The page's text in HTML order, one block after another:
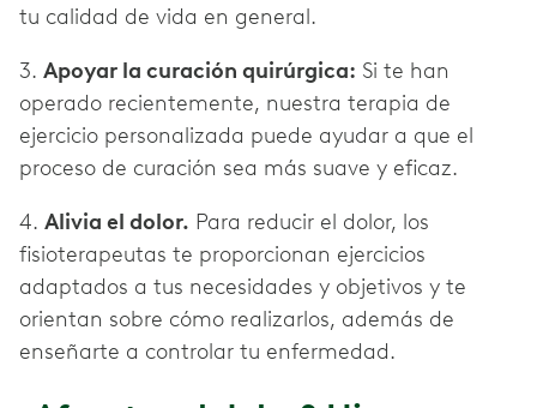
tu calidad de vida en general.
3. Apoyar la curación quirúrgica: Si te han
operado recientemente, nuestra terapia de
ejercicio personalizada puede ayudar a que el
proceso de curación sea más suave y eficaz.
4. Alivia el dolor. Para reducir el dolor, los
fisioterapeutas te proporcionan ejercicios
adaptados a tus necesidades y objetivos y te
orientan sobre cómo realizarlos, además de
enseñarte a controlar tu enfermedad.